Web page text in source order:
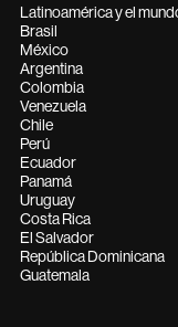
Latinoamérica y el
Brasil
México
Argentina
Colombia
Venezuela
Chile
Perú
Ecuador
Panamá
Uruguay
Costa Rica
El Salvador
República Dominicana
Guatemala